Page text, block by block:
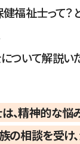
福祉士って？
ついて解説いた
、精神的な悩
の相談を受け